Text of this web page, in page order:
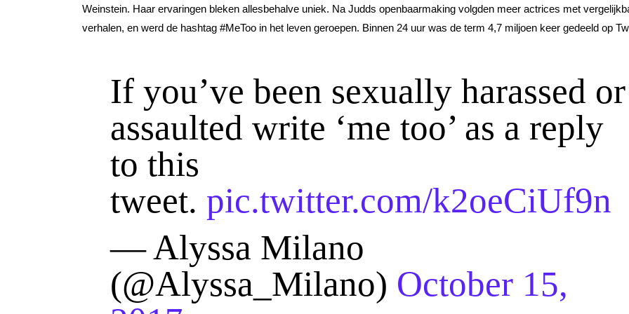
Weinstein. Haar ervaringen bleken allesbehalve uniek. Na Judds openbaarmaking volgden meer actrices met
verhalen, en werd de hashtag #MeToo in het leven geroepen. Binnen 24 uur was de term 4,7 miljoen keer gedeeld op
If you’ve been sexually harassed or
assaulted write ‘me too’ as a reply
to this
tweet. pic.twitter.com/k2oeCiUf9n
— Alyssa Milano
(@Alyssa_Milano) October 15,